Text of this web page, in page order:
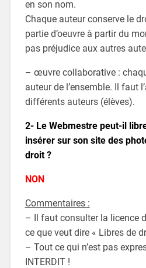
en son nom.
Chaque auteur conserve le
partie d’oeuvre à partir du
pas préjudice aux autres
– œuvre collaborative :
auteur de l’ensemble. Il faut
différents auteurs (élèves).
2- Le Webmestre peut-il
insérer sur son site des
droit ?
NON
Commentaires :
– Il faut consulter la licence
ce que veut dire « Libres de
– Tout ce qui n’est pas
INTERDIT !